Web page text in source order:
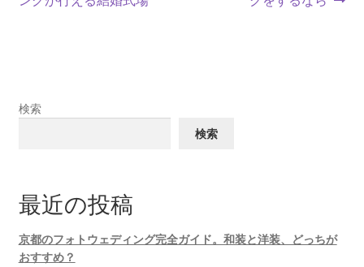
稿
ゲ
ョ
ン
検索
検索
最近の投稿
京都のフォトウェディング完全ガイド。和装と洋装、どっちが
おすすめ？